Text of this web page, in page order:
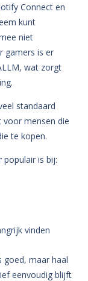
Connect en
kunt
niet
gamers is er
wat zorgt
standaard
voor mensen die
te kopen.
populair is bij:
vinden
goed, maar haal
eenvoudig blijft